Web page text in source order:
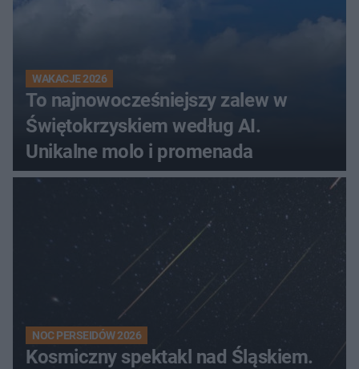
WAKACJE 2026
To najnowocześniejszy zalew w
Świętokrzyskiem według AI.
Unikalne molo i promenada
NOC PERSEIDÓW 2026
Kosmiczny spektakl nad Śląskiem.